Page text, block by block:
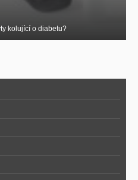
kolující o diabetu?